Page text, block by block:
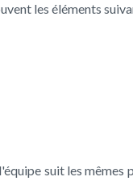
les éléments
suit les